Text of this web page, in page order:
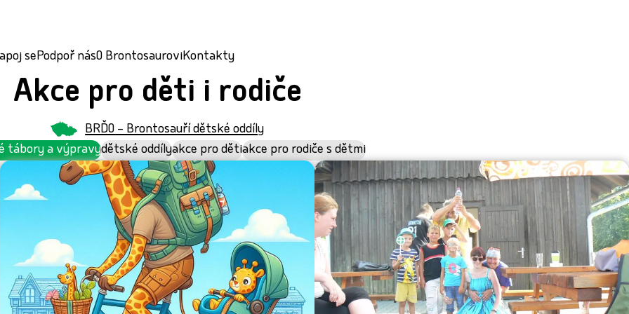
sePodpoř násO BrontosauroviKontakty
Akce pro děti i rodiče
BRĎO – Brontosauří dětské oddíly
tábory a výpravydětské oddílyakce pro dětiakce pro rodiče s dětmi